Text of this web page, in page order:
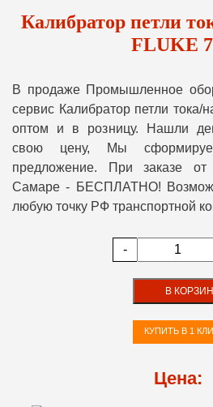
Калибратор петли
FLUKE
В продаже Промышленное
сервис Калибратор петли тока/
оптом и в розницу. Нашли
свою цену, Мы
предложение. При заказе
Самаре - БЕСПЛАТНО!
любую точку РФ транспортной
-
В
КУПИТЬ В 1
Цена: